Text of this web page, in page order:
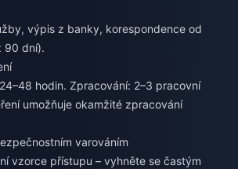
výpis z banky, korespondence od
90 dní).
hodin. Zpracování: 2–3 pracovní
umožňuje okamžité zpracování
varováním
vzorce přístupu – vyhněte se častým